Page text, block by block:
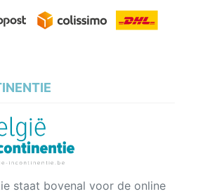
staat bovenal voor de online